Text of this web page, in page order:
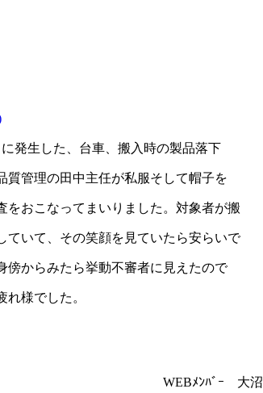
発生した、台車、搬入時の製品落下
質管理の田中主任が私服そして帽子を
おこなってまいりました。対象者が搬
ていて、その笑顔を見ていたら安らいで
傍からみたら挙動不審者に見えたので
様でした。
ｰ 大沼